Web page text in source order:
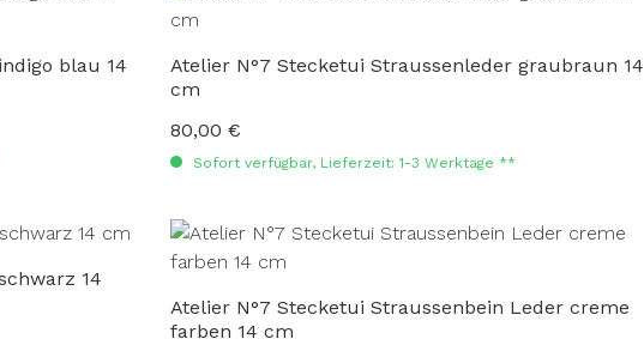
blau 14
Atelier N°7 Stecketui Straussenleder graubraun 14
cm
Regulärer Preis:
80,00 €
Sofort verfügbar, Lieferzeit: 1-3 Werktage **
14
Atelier N°7 Stecketui Straussenbein Leder creme
farben 14 cm